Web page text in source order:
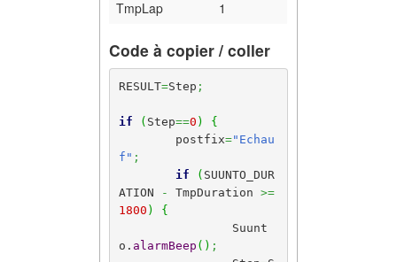
TmpLap
1
Code à copier / coller
RESULT=Step ;
if ( Step==0 )
{
	postfix
="Echau
f" ;
if
( SUUNTO_DUR
ATION
- TmpDuration >=
1800 )
{
o. alarmBeep ( ) ;